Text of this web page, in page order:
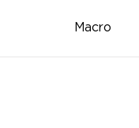
Macro